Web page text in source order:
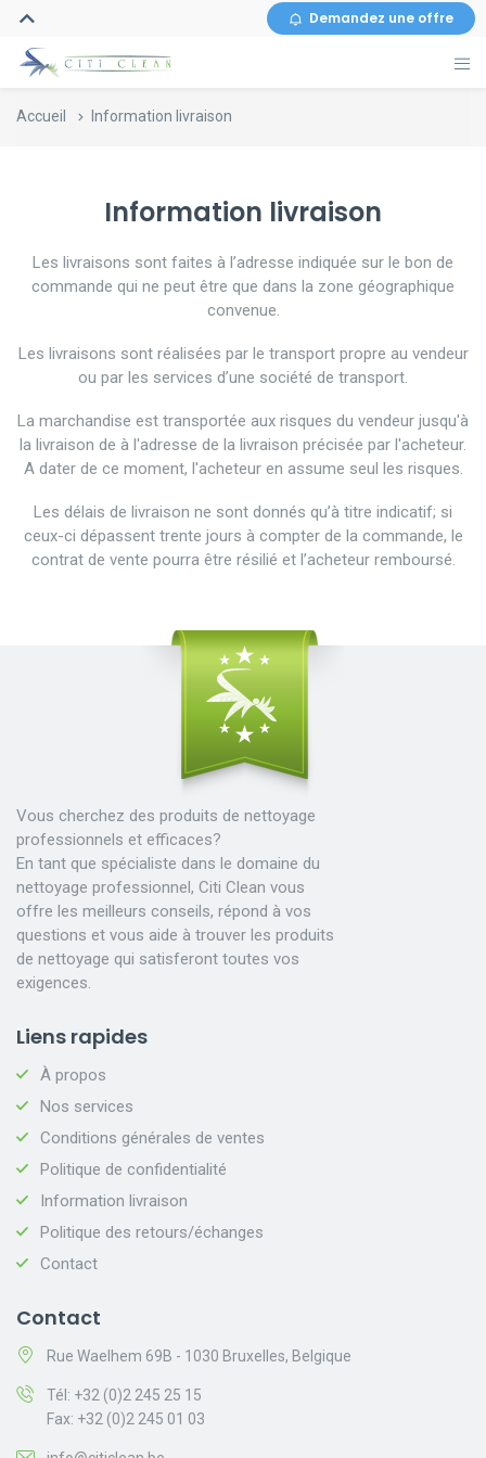
Demandez une offre
Accueil Information livraison
Information livraison
Les livraisons sont faites à l’adresse indiquée sur le bon de
commande qui ne peut être que dans la zone géographique
convenue.
Les livraisons sont réalisées par le transport propre au vendeur
ou par les services d’une société de transport.
La marchandise est transportée aux risques du vendeur jusqu'à
la livraison de à l'adresse de la livraison précisée par l'acheteur.
A dater de ce moment, l'acheteur en assume seul les risques.
Les délais de livraison ne sont donnés qu’à titre indicatif; si
ceux-ci dépassent trente jours à compter de la commande, le
contrat de vente pourra être résilié et l’acheteur remboursé.
Vous cherchez des produits de nettoyage
professionnels et efficaces?
En tant que spécialiste dans le domaine du
nettoyage professionnel, Citi Clean vous
offre les meilleurs conseils, répond à vos
questions et vous aide à trouver les produits
de nettoyage qui satisferont toutes vos
exigences.
Liens rapides
À propos
Nos services
Conditions générales de ventes
Politique de confidentialité
Information livraison
Politique des retours/échanges
Contact
Contact
Rue Waelhem 69B - 1030 Bruxelles, Belgique
Tél: +32 (0)2 245 25 15
Fax: +32 (0)2 245 01 03